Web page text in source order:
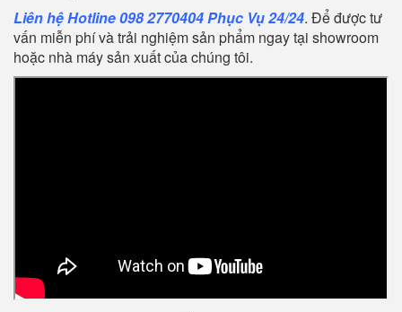
Liên hệ Hotline 098 2770404 Phục Vụ 24/24. Để được tư
vấn miễn phí và trải nghiệm sản phẩm ngay tại showroom
hoặc nhà máy sản xuất của chúng tôi.